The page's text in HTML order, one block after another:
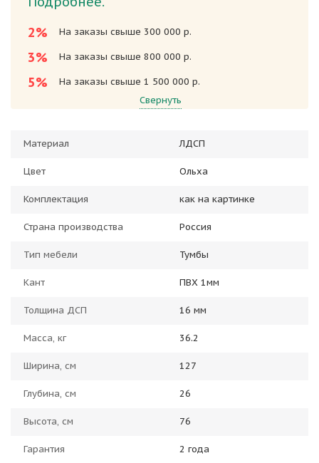
2%
На заказы свыше 300 000 р.
3% На заказы свыше 800 000 р.
5%
На заказы свыше 1 500 000 р.
Свернуть
Материал ЛДСП
Цвет Ольха
Комплектация как на картинке
Страна производства Россия
Тип мебели Тумбы
Кант ПВХ 1мм
Толщина ДСП 16 мм
Масса, кг 36.2
Ширина, см 127
Глубина, см 26
Высота, см 76
Гарантия 2 года